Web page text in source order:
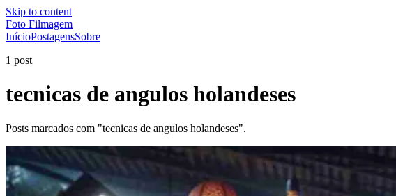
Skip to content
Foto Filmagem
InícioPostagensSobre
1 post
tecnicas de angulos holandeses
Posts marcados com "tecnicas de angulos holandeses".